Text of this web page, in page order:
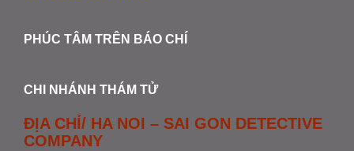
PHÚC TÂM TRÊN BÁO CHÍ
CHI NHÁNH THÁM TỬ
ĐỊA CHỈ/ HA NOI – SAI GON DETECTIVE
COMPANY